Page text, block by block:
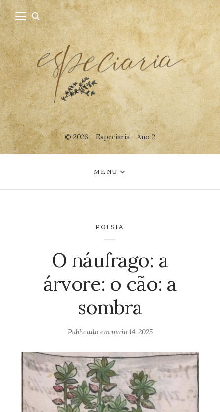
© 2026 - Especiaria - Ano 2
MENU
POESIA
O náufrago: a
árvore: o cão: a
sombra
Publicado em maio 14, 2025